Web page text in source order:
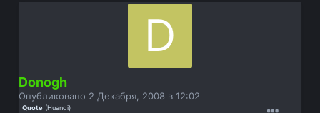
Donogh
Опубликовано 2 Декабря, 2008 в 12:02
Quote (Huandi)